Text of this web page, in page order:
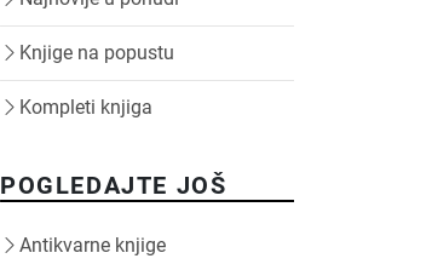
Knjige na popustu
Kompleti knjiga
POGLEDAJTE JOŠ
Antikvarne knjige